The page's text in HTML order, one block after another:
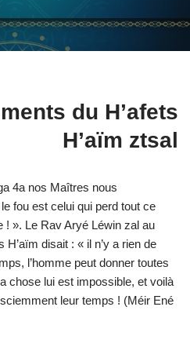
du H’afets
H’aïm ztsal
4a nos Maîtres nous
fou est celui qui perd tout ce
! ». Le Rav Aryé Léwin zal au
H’aïm disait : « il n’y a rien de
l’homme peut donner toutes
chose lui est impossible, et voilà
leur temps ! (Méir Ené